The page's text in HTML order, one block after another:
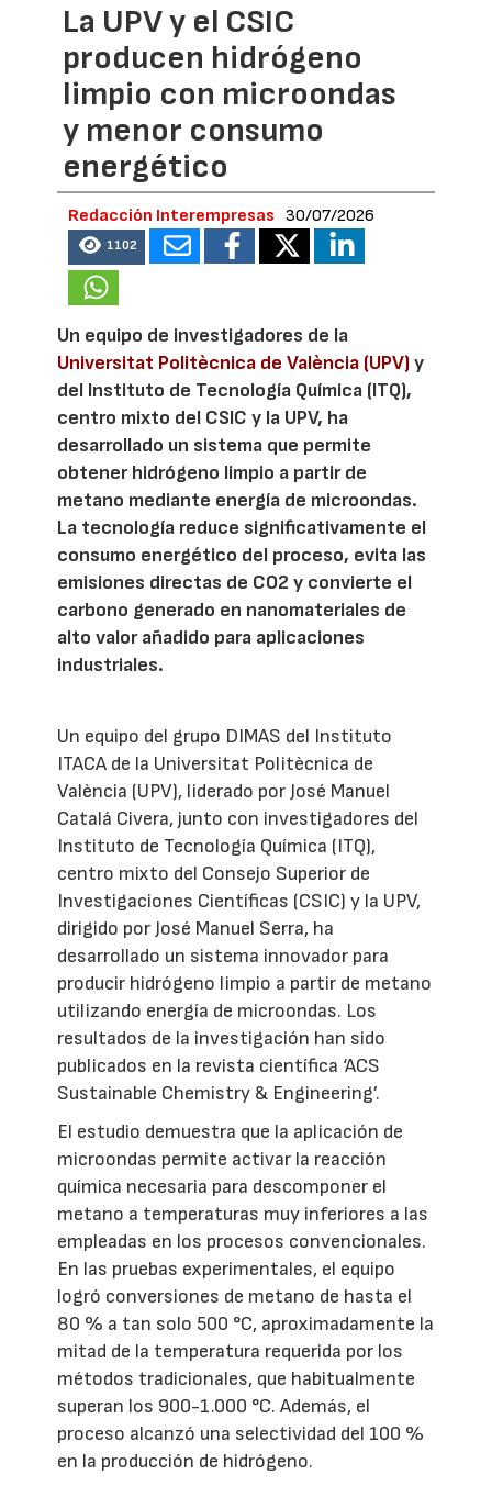
La UPV y el CSIC
producen hidrógeno
limpio con microondas
y menor consumo
energético
Redacción Interempresas 30/07/2026
1102
Un equipo de investigadores de la
Universitat Politècnica de València (UPV)y
del Instituto de Tecnología Química (ITQ),
centro mixto del CSIC y la UPV, ha
desarrollado un sistema que permite
obtener hidrógeno limpio a partir de
metano mediante energía de microondas.
La tecnología reduce significativamente el
consumo energético del proceso, evita las
emisiones directas de CO2 y convierte el
carbono generado en nanomateriales de
alto valor añadido para aplicaciones
industriales.
Un equipo del grupo DIMAS del Instituto
ITACA de la Universitat Politècnica de
València (UPV), liderado por José Manuel
Catalá Civera, junto con investigadores del
Instituto de Tecnología Química (ITQ),
centro mixto del Consejo Superior de
Investigaciones Científicas (CSIC) y la UPV,
dirigido por José Manuel Serra, ha
desarrollado un sistema innovador para
producir hidrógeno limpio a partir de metano
utilizando energía de microondas. Los
resultados de la investigación han sido
publicados en la revista científica ‘ACS
Sustainable Chemistry & Engineering’.
El estudio demuestra que la aplicación de
microondas permite activar la reacción
química necesaria para descomponer el
metano a temperaturas muy inferiores a las
empleadas en los procesos convencionales.
En las pruebas experimentales, el equipo
logró conversiones de metano de hasta el
80 % a tan solo 500 °C, aproximadamente la
mitad de la temperatura requerida por los
métodos tradicionales, que habitualmente
superan los 900-1.000 °C. Además, el
proceso alcanzó una selectividad del 100 %
en la producción de hidrógeno.